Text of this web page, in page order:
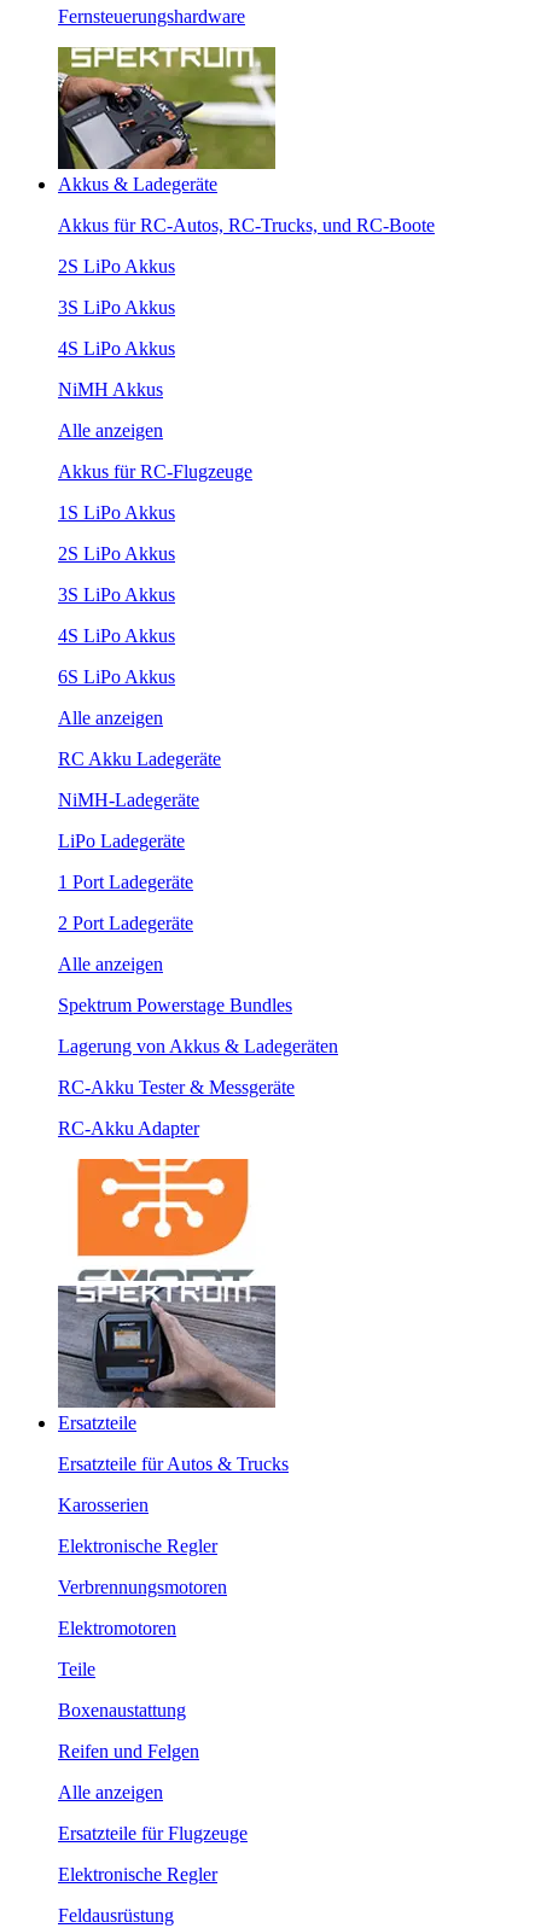
Fernsteuerungshardware
Akkus & Ladegeräte
Akkus für RC-Autos, RC-Trucks, und RC-Boote
2S LiPo Akkus
3S LiPo Akkus
4S LiPo Akkus
NiMH Akkus
Alle anzeigen
Akkus für RC-Flugzeuge
1S LiPo Akkus
2S LiPo Akkus
3S LiPo Akkus
4S LiPo Akkus
6S LiPo Akkus
Alle anzeigen
RC Akku Ladegeräte
NiMH-Ladegeräte
LiPo Ladegeräte
1 Port Ladegeräte
2 Port Ladegeräte
Alle anzeigen
Spektrum Powerstage Bundles
Lagerung von Akkus & Ladegeräten
RC-Akku Tester & Messgeräte
RC-Akku Adapter
Ersatzteile
Ersatzteile für Autos & Trucks
Karosserien
Elektronische Regler
Verbrennungsmotoren
Elektromotoren
Teile
Boxenaustattung
Reifen und Felgen
Alle anzeigen
Ersatzteile für Flugzeuge
Elektronische Regler
Feldausrüstung